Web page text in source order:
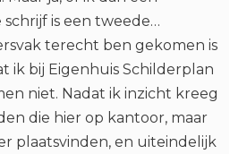
is een tweede…
terecht ben gekomen is
ik bij Eigenhuis Schilderplan
niet. Nadat ik inzicht kreeg
die hier op kantoor, maar
plaatsvinden, en uiteindelijk